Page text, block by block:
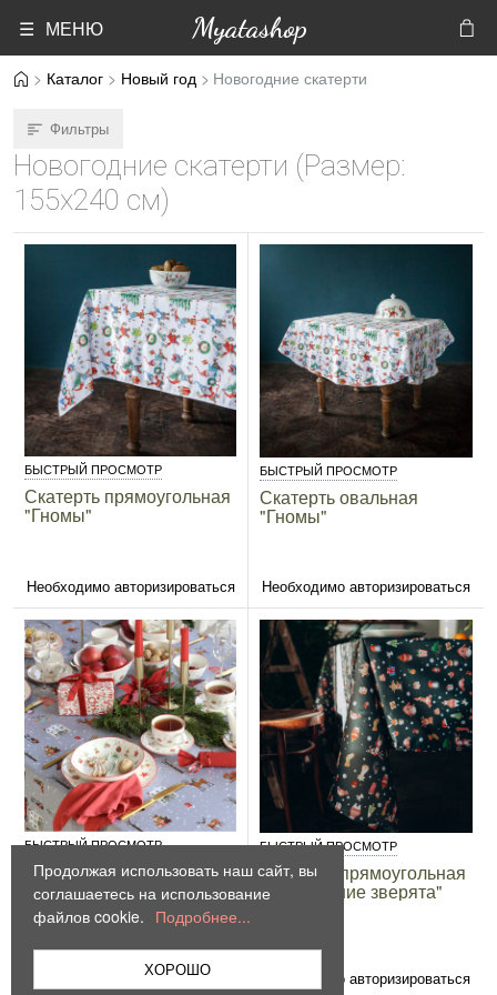
☰ МЕНЮ Myatashop
Каталог Новый год Новогодние скатерти
Фильтры
Новогодние скатерти (Размер:
155х240 см)
БЫСТРЫЙ ПРОСМОТР
Скатерть прямоугольная
"Гномы"
Необходимо авторизироваться
БЫСТРЫЙ ПРОСМОТР
Скатерть овальная
"Гномы"
Необходимо авторизироваться
БЫСТРЫЙ ПРОСМОТР
Новогодняя скатерть
прямоугольная
"Christmas Gift"
Необходимо авторизироваться
БЫСТРЫЙ ПРОСМОТР
Скатерть прямоугольная
"Новогодние зверята"
Необходимо авторизироваться
Продолжая использовать наш сайт, вы
соглашаетесь на использование
файлов cookie. Подробнее...
ХОРОШО